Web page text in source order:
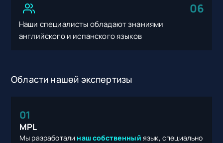
06
Наши специалисты обладают знаниями
английского и испанского языков
Области нашей экспертизы
01
MPL
Мы разработали наш собственный язык, специально